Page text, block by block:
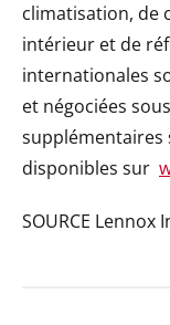
climatisation, de
intérieur et de
internationales
et négociées
supplémentaires
disponibles sur
SOURCE Lennox